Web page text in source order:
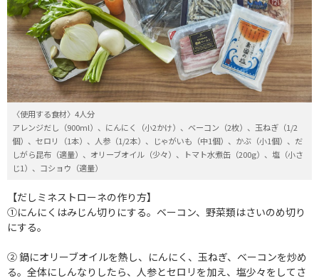
〈使用する食材〉4人分
アレンジだし（900ml）、にんにく（小2かけ）、ベーコン（2枚）、玉ねぎ（1/2
個）、セロリ（1本）、人参（1/2本）、じゃがいも（中1個）、かぶ（小1個）、だ
しがら昆布（適量）、オリーブオイル（少々）、トマト水煮缶（200g）、塩（小さ
じ1）、コショウ（適量）
【だしミネストローネの作り方】
①にんにくはみじん切りにする。ベーコン、野菜類はさいのめ切り
にする。
② 鍋にオリーブオイルを熱し、にんにく、玉ねぎ、ベーコンを炒め
る。全体にしんなりしたら、人参とセロリを加え、塩少々をしてさ